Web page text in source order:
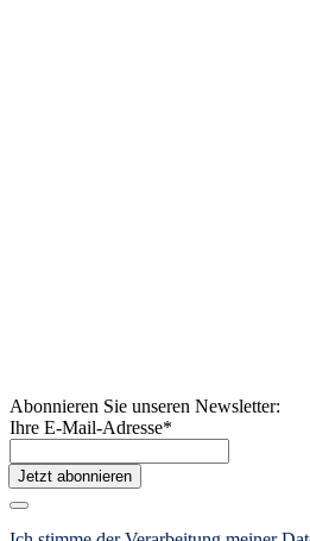
Abonnieren Sie unseren Newsletter:
Ihre E-Mail-Adresse*
Jetzt abonnieren